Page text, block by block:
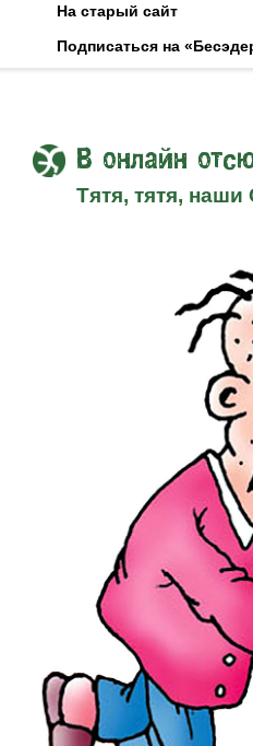
На старый сайт
Подписаться на
В онлайн
Тятя, тятя,